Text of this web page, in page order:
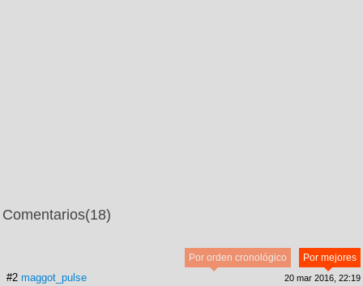
Comentarios(18)
Por mejores
Por orden cronológico
#2 maggot_pulse 20 mar 2016, 22:19